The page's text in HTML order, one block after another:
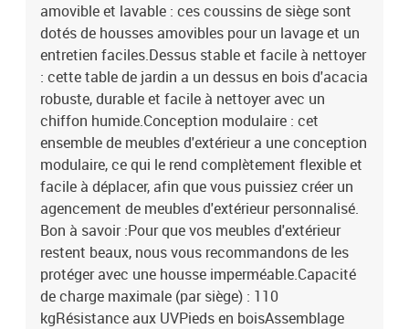
amovible et lavable : ces coussins de siège sont
dotés de housses amovibles pour un lavage et un
entretien faciles.Dessus stable et facile à nettoyer
: cette table de jardin a un dessus en bois d'acacia
robuste, durable et facile à nettoyer avec un
chiffon humide.Conception modulaire : cet
ensemble de meubles d'extérieur a une conception
modulaire, ce qui le rend complètement flexible et
facile à déplacer, afin que vous puissiez créer un
agencement de meubles d'extérieur personnalisé.
Bon à savoir :Pour que vos meubles d'extérieur
restent beaux, nous vous recommandons de les
protéger avec une housse imperméable.Capacité
de charge maximale (par siège) : 110
kgRésistance aux UVPieds en boisAssemblage